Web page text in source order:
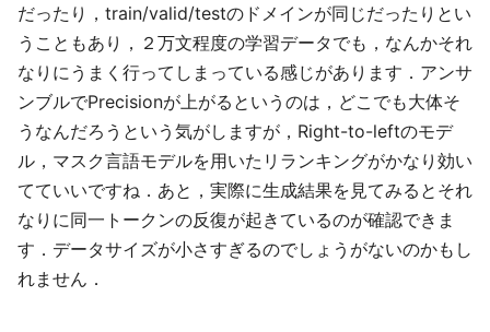
だったり，train/valid/testのドメインが同じだったりとい
うこともあり，２万文程度の学習データでも，なんかそれ
なりにうまく行ってしまっている感じがあります．アンサ
ンブルでPrecisionが上がるというのは，どこでも大体そ
うなんだろうという気がしますが，Right-to-leftのモデ
ル，マスク言語モデルを用いたリランキングがかなり効い
てていいですね．あと，実際に生成結果を見てみるとそれ
なりに同一トークンの反復が起きているのが確認できま
す．データサイズが小さすぎるのでしょうがないのかもし
れません．